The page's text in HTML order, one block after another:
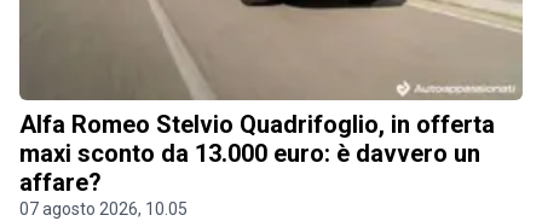
Alfa Romeo Stelvio Quadrifoglio, in offerta
maxi sconto da 13.000 euro: è davvero un
affare?
07 agosto 2026, 10.05